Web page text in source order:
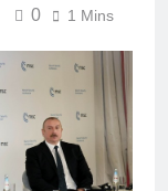
0 1 Mins